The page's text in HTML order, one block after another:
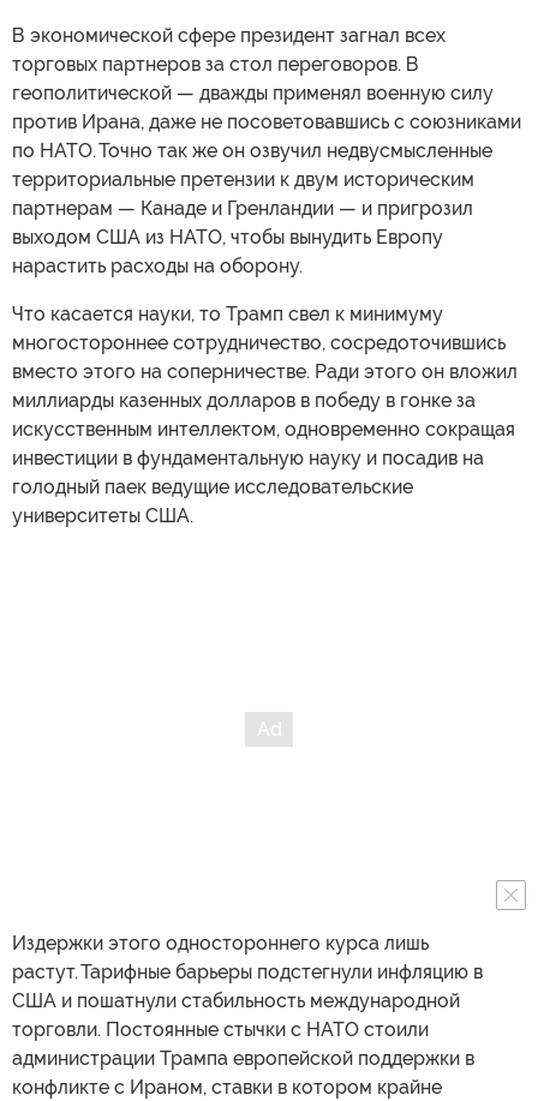
В экономической сфере президент загнал всех
торговых партнеров за стол переговоров. В
геополитической — дважды применял военную силу
против Ирана, даже не посоветовавшись с союзниками
по НАТО. Точно так же он озвучил недвусмысленные
территориальные претензии к двум историческим
партнерам — Канаде и Гренландии — и пригрозил
выходом США из НАТО, чтобы вынудить Европу
нарастить расходы на оборону.
Что касается науки, то Трамп свел к минимуму
многостороннее сотрудничество, сосредоточившись
вместо этого на соперничестве. Ради этого он вложил
миллиарды казенных долларов в победу в гонке за
искусственным интеллектом, одновременно сокращая
инвестиции в фундаментальную науку и посадив на
голодный паек ведущие исследовательские
университеты США.
Издержки этого одностороннего курса лишь
растут. Тарифные барьеры подстегнули инфляцию в
США и пошатнули стабильность международной
торговли. Постоянные стычки с НАТО стоили
администрации Трампа европейской поддержки в
конфликте с Ираном, ставки в котором крайне